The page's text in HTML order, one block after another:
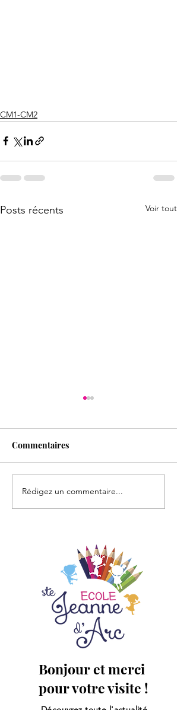
CM1-CM2
Posts récents Voir tout
A la rencontre des
arbres...
Commentaires
Rédigez un commentaire...
Bonjour et merci
pour votre visite !